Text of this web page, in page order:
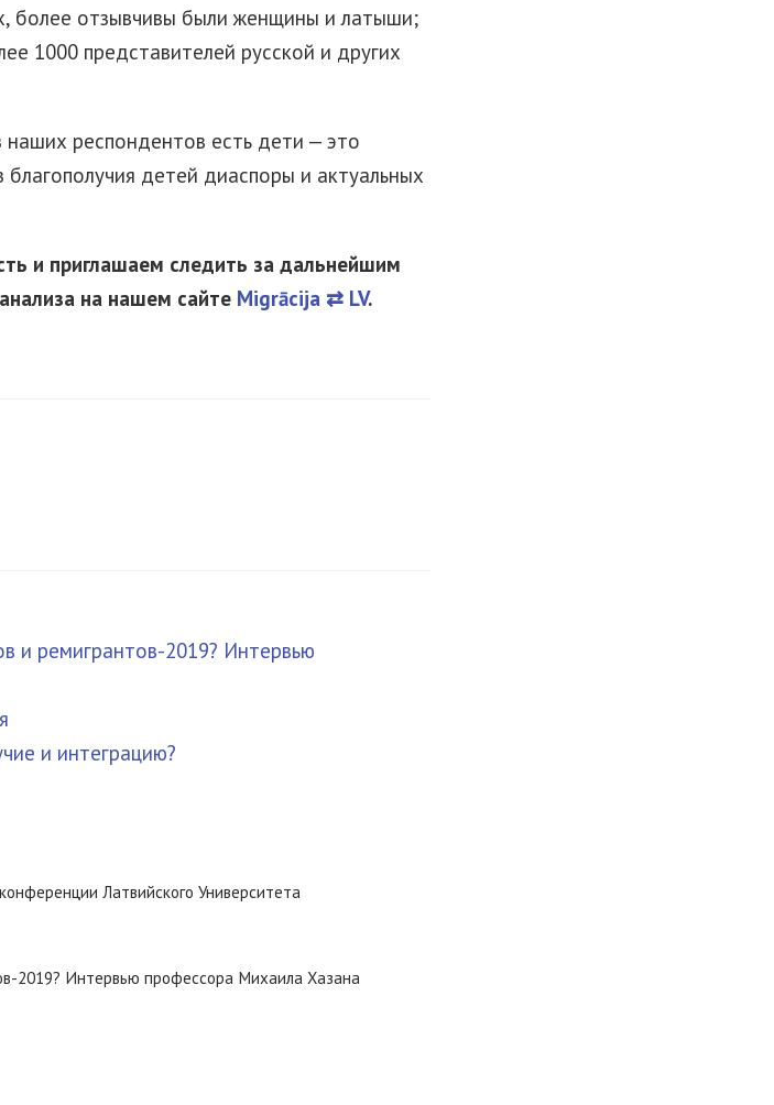
более отзывчивы были женщины и латыши;
1000 представителей русской и других
респондентов есть дети — это
благополучия детей диаспоры и актуальных
и приглашаем следить за дальнейшим
на нашем сайте Migrācija ⇄ LV.
и ремигрантов-2019? Интервью
и интеграцию?
Латвийского Университета
2019? Интервью профессора Михаила Хазана